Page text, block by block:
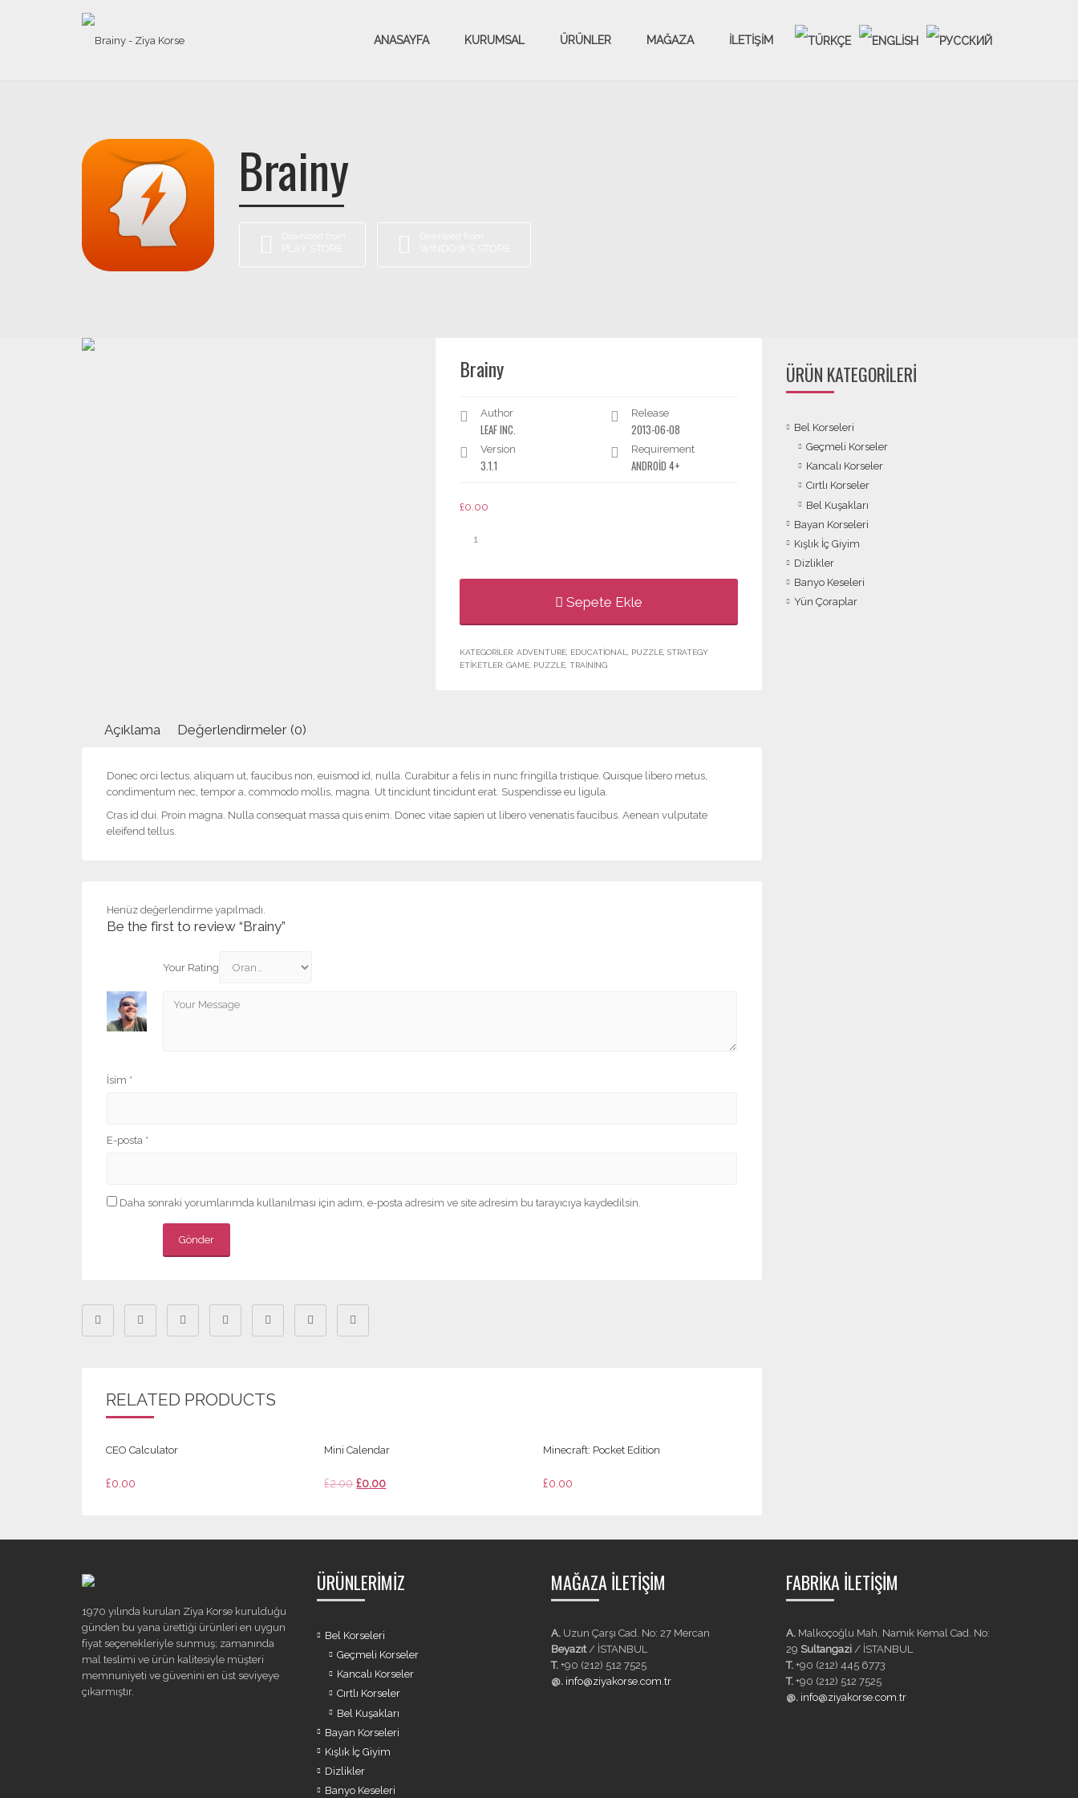
ANASAYFA KURUMSAL ÜRÜNLER MAĞAZA İLETIŞIM
Brainy
Brainy
Author
LEAF INC.
Release
2013-06-08
Version
3.1.1
Requirement
ANDROID 4+
£0.00
adet
Sepete Ekle
KATEGORILER: ADVENTURE, EDUCATIONAL PUZZLE, STRATEGY
ETIKETLER: GAME, PUZZLE, TRAINING
Açıklama Değerlendirmeler (0)
Donec orci lectus, aliquam ut, faucibus non, euismod id, nulla. Curabitur a felis in nunc fringilla tristique. Quisque libero metus,
condimentum nec, tempor a, commodo mollis, magna. Ut tincidunt tincidunt erat. Suspendisse eu ligula.
Cras id dui. Proin magna. Nulla consequat massa quis enim. Donec vitae sapien ut libero venenatis faucibus. Aenean vulputate
eleifend tellus.
Henüz değerlendirme yapılmadı.
Be the first to review “Brainy”
Your Rating
İsim *
E-posta *
Daha sonraki yorumlarımda kullanılması için adım, e-posta adresim ve site adresim bu tarayıcıya kaydedilsin.
RELATED PRODUCTS
CEO Calculator
£0.00
Mini Calendar
£2.00 Orijinal
£0.00Şu
Minecraft: Pocket Edition
£0.00
ÜRÜN KATEGORILERI
Bel Korseleri
Geçmeli Korseler
Kancalı Korseler
Cırtlı Korseler
Bel Kuşakları
Bayan Korseleri
Kışlık İç Giyim
Dizlikler
Banyo Keseleri
Yün Çoraplar
1970 yılında kurulan Ziya Korse kurulduğu
günden bu yana ürettiği ürünleri en uygun
fiyat seçenekleriyle sunmuş; zamanında
mal teslimi ve ürün kalitesiyle müşteri
memnuniyeti ve güvenini en üst seviyeye
çıkarmıştır.
ÜRÜNLERIMIZ
Bel Korseleri
Geçmeli Korseler
Kancalı Korseler
Cırtlı Korseler
Bel Kuşakları
Bayan Korseleri
Kışlık İç Giyim
Dizlikler
Banyo Keseleri
MAĞAZA İLETIŞIM
A. Uzun Çarşı Cad. No: 27 Mercan
Beyazıt/ İSTANBUL
T. +90 (212) 512 7525
@. info@ziyakorse.com.tr
FABRIKA İLETIŞIM
A.Malkoçoğlu Mah. Namık Kemal Cad. No:
29 Sultangazi/ İSTANBUL
T.+90 (212) 445 6773
T.+90 (212) 512 7525
@. info@ziyakorse.com.tr